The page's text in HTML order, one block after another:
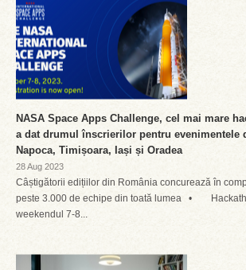
NASA Space Apps Challenge, cel mai mare
a dat drumul înscrierilor pentru evenimentele
Napoca, Timișoara, Iași și Oradea
28 Aug 2023
Câștigătorii edițiilor din România concurează în
peste 3.000 de echipe din toată lumea •
weekendul 7-8...